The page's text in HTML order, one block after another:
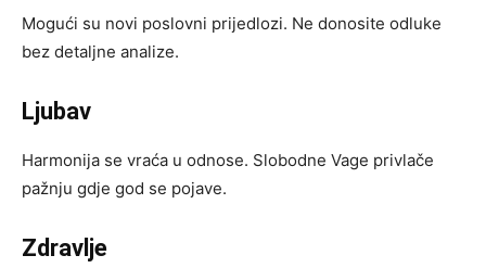
Mogući su novi poslovni prijedlozi. Ne donosite odluke
bez detaljne analize.
Ljubav
Harmonija se vraća u odnose. Slobodne Vage privlače
pažnju gdje god se pojave.
Zdravlje